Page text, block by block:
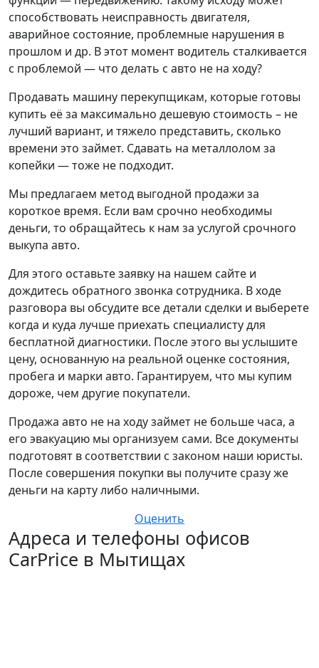
способствовать неисправность двигателя,
аварийное состояние, проблемные нарушения в
прошлом и др. В этот момент водитель сталкивается
с проблемой — что делать с авто не на ходу?
Продавать машину перекупщикам, которые готовы
купить её за максимально дешевую стоимость – не
лучший вариант, и тяжело представить, сколько
времени это займет. Сдавать на металлолом за
копейки — тоже не подходит.
Мы предлагаем метод выгодной продажи за
короткое время. Если вам срочно необходимы
деньги, то обращайтесь к нам за услугой срочного
выкупа авто.
Для этого оставьте заявку на нашем сайте и
дождитесь обратного звонка сотрудника. В ходе
разговора вы обсудите все детали сделки и выберете
когда и куда лучше приехать специалисту для
бесплатной диагностики. После этого вы услышите
цену, основанную на реальной оценке состояния,
пробега и марки авто. Гарантируем, что мы купим
дороже, чем другие покупатели.
Продажа авто не на ходу займет не больше часа, а
его эвакуацию мы организуем сами. Все документы
подготовят в соответствии с законом наши юристы.
После совершения покупки вы получите сразу же
деньги на карту либо наличными.
Оценить
Адреса и телефоны офисов
CarPrice в Мытищах